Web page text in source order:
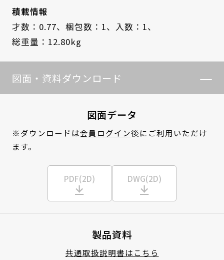
積載情報
才数：0.77、 梱包数：1、 入数：1、
総重量：12.80kg
図面・資料ダウンロード
図面データ
※ダウンロードは会員ログイン後にご利用いただけ
ます。
PDF(2D) DWG(2D)
製品資料
共通取扱説明書はこちら